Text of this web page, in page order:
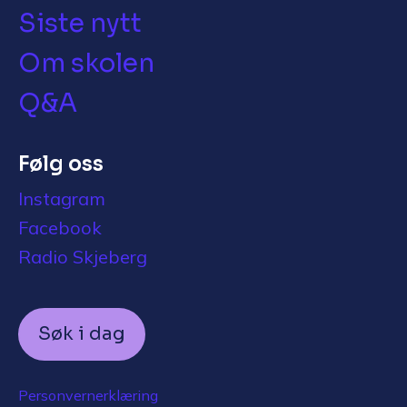
Siste nytt
Om skolen
Q&A
Følg oss
Instagram
Facebook
Radio Skjeberg
Søk i dag
Personvernerklæring